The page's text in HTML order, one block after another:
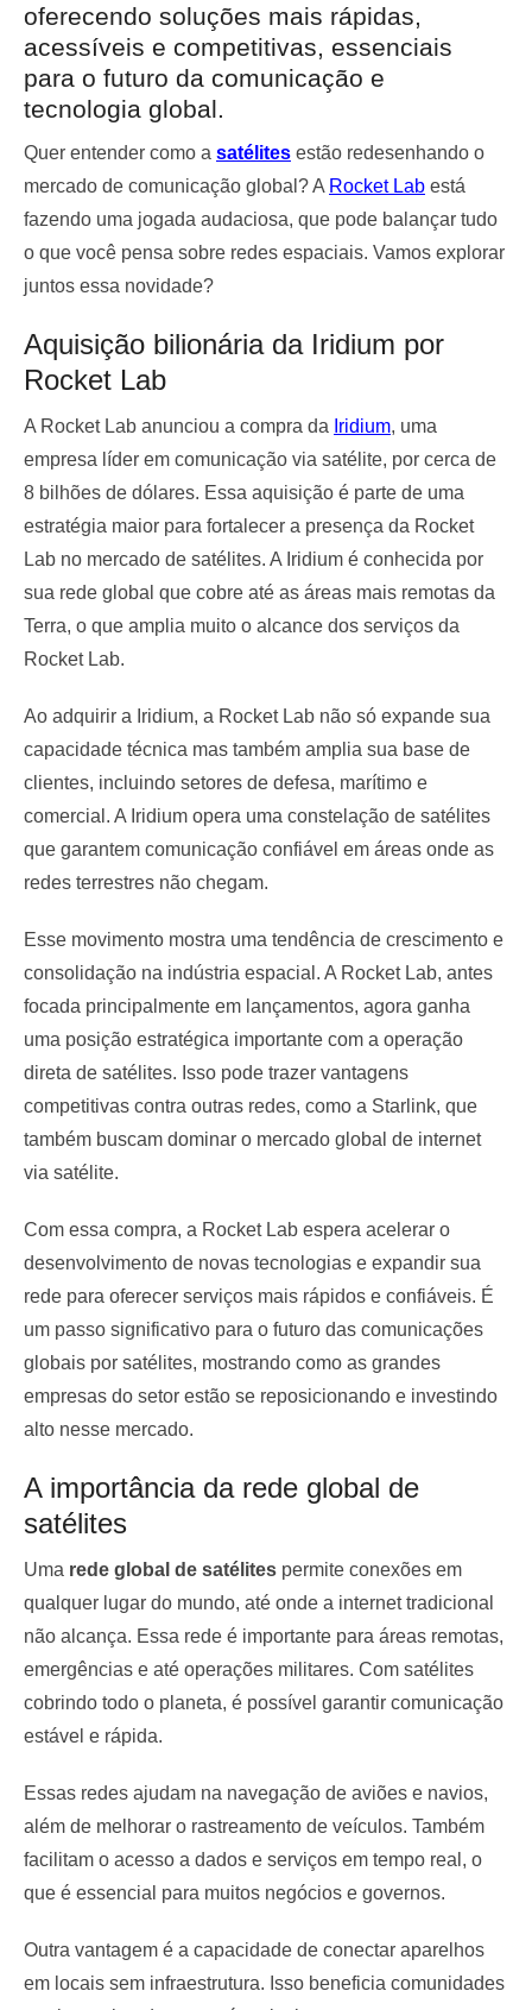
oferecendo soluções mais rápidas,
acessíveis e competitivas, essenciais
para o futuro da comunicação e
tecnologia global.
Quer entender como a satélites estão redesenhando o
mercado de comunicação global? A Rocket Lab está
fazendo uma jogada audaciosa, que pode balançar tudo
o que você pensa sobre redes espaciais. Vamos explorar
juntos essa novidade?
Aquisição bilionária da Iridium por
Rocket Lab
A Rocket Lab anunciou a compra da Iridium, uma
empresa líder em comunicação via satélite, por cerca de
8 bilhões de dólares. Essa aquisição é parte de uma
estratégia maior para fortalecer a presença da Rocket
Lab no mercado de satélites. A Iridium é conhecida por
sua rede global que cobre até as áreas mais remotas da
Terra, o que amplia muito o alcance dos serviços da
Rocket Lab.
Ao adquirir a Iridium, a Rocket Lab não só expande sua
capacidade técnica mas também amplia sua base de
clientes, incluindo setores de defesa, marítimo e
comercial. A Iridium opera uma constelação de satélites
que garantem comunicação confiável em áreas onde as
redes terrestres não chegam.
Esse movimento mostra uma tendência de crescimento e
consolidação na indústria espacial. A Rocket Lab, antes
focada principalmente em lançamentos, agora ganha
uma posição estratégica importante com a operação
direta de satélites. Isso pode trazer vantagens
competitivas contra outras redes, como a Starlink, que
também buscam dominar o mercado global de internet
via satélite.
Com essa compra, a Rocket Lab espera acelerar o
desenvolvimento de novas tecnologias e expandir sua
rede para oferecer serviços mais rápidos e confiáveis. É
um passo significativo para o futuro das comunicações
globais por satélites, mostrando como as grandes
empresas do setor estão se reposicionando e investindo
alto nesse mercado.
A importância da rede global de
satélites
Uma rede global de satélites permite conexões em
qualquer lugar do mundo, até onde a internet tradicional
não alcança. Essa rede é importante para áreas remotas,
emergências e até operações militares. Com satélites
cobrindo todo o planeta, é possível garantir comunicação
estável e rápida.
Essas redes ajudam na navegação de aviões e navios,
além de melhorar o rastreamento de veículos. Também
facilitam o acesso a dados e serviços em tempo real, o
que é essencial para muitos negócios e governos.
Outra vantagem é a capacidade de conectar aparelhos
em locais sem infraestrutura. Isso beneficia comunidades